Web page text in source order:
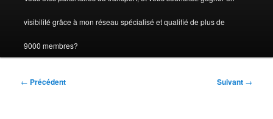
visibilité grâce à mon réseau spécialisé et qualifié de plus de
9000 membres?
Navigation
← Précédent Suivant →